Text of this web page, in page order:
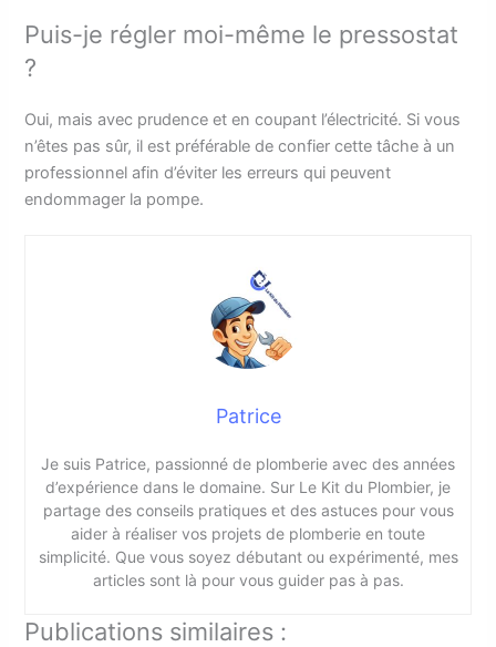
Puis-je régler moi-même le pressostat
?
Oui, mais avec prudence et en coupant l’électricité. Si vous
n’êtes pas sûr, il est préférable de confier cette tâche à un
professionnel afin d’éviter les erreurs qui peuvent
endommager la pompe.
Patrice
Je suis Patrice, passionné de plomberie avec des années
d’expérience dans le domaine. Sur Le Kit du Plombier, je
partage des conseils pratiques et des astuces pour vous
aider à réaliser vos projets de plomberie en toute
simplicité. Que vous soyez débutant ou expérimenté, mes
articles sont là pour vous guider pas à pas.
Publications similaires :